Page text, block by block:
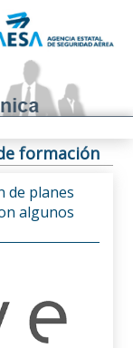
formación
de planes
algunos